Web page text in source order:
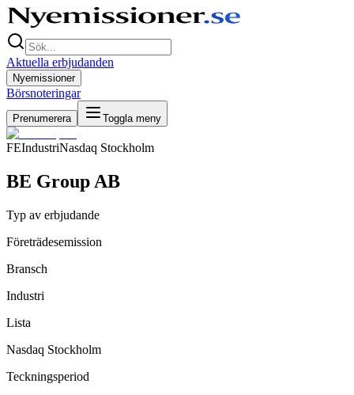
Aktuella erbjudanden
Nyemissioner
Börsnoteringar
Prenumerera Toggla meny
FEIndustriNasdaq Stockholm
BE Group AB
Typ av erbjudande
Företrädesemission
Bransch
Industri
Lista
Nasdaq Stockholm
Teckningsperiod